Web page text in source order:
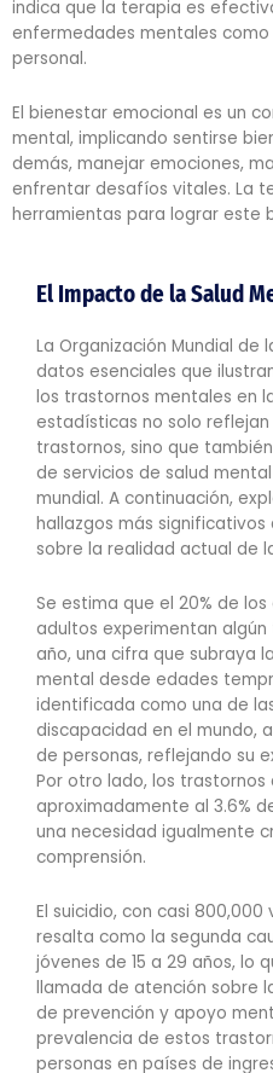
indica que la terapia es
enfermedades mentales
personal.
El bienestar emocional es un
mental, implicando sentirse
demás, manejar emociones,
enfrentar desafíos vitales. La
herramientas para lograr este
El Impacto de la Salud
La Organización Mundial de
datos esenciales que
los trastornos mentales en
estadísticas no solo
trastornos, sino que
de servicios de salud
mundial. A continuación,
hallazgos más significativos
sobre la realidad actual de
Se estima que el 20% de
adultos experimentan
año, una cifra que subraya
mental desde edades
identificada como una de
discapacidad en el mundo,
de personas, reflejando su
Por otro lado, los
aproximadamente al 3.6%
una necesidad igualmente
comprensión.
El suicidio, con casi
resalta como la segunda
jóvenes de 15 a 29 años, lo
llamada de atención sobre
de prevención y apoyo
prevalencia de estos
personas en países de